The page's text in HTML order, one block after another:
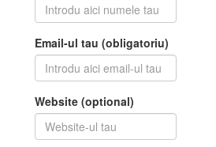
Email-ul tau (obligatoriu)
Website (optional)